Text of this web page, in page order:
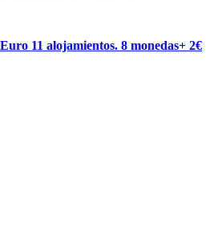
11 alojamientos. 8 monedas+ 2€